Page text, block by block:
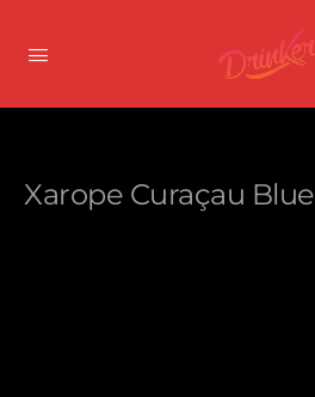
Xarope Curaçau Blue